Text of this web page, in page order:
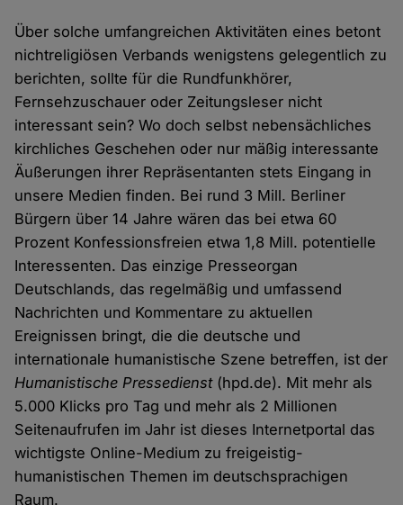
Über solche umfangreichen Aktivitäten eines betont
nichtreligiösen Verbands wenigstens gelegentlich zu
berichten, sollte für die Rundfunkhörer,
Fernsehzuschauer oder Zeitungsleser nicht
interessant sein? Wo doch selbst nebensächliches
kirchliches Geschehen oder nur mäßig interessante
Äußerungen ihrer Repräsentanten stets Eingang in
unsere Medien finden. Bei rund 3 Mill. Berliner
Bürgern über 14 Jahre wären das bei etwa 60
Prozent Konfessionsfreien etwa 1,8 Mill. potentielle
Interessenten. Das einzige Presseorgan
Deutschlands, das regelmäßig und umfassend
Nachrichten und Kommentare zu aktuellen
Ereignissen bringt, die die deutsche und
internationale humanistische Szene betreffen, ist der
Humanistische Pressedienst(hpd.de). Mit mehr als
5.000 Klicks pro Tag und mehr als 2 Millionen
Seitenaufrufen im Jahr ist dieses Internetportal das
wichtigste Online-Medium zu freigeistig-
humanistischen Themen im deutschsprachigen
Raum.